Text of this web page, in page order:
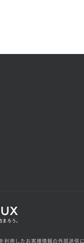
利用したお客様情報の外部送信